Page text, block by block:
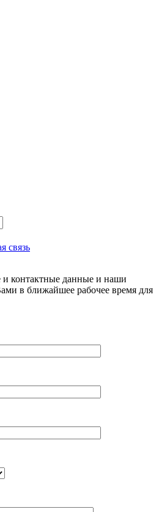
связь
контактные данные и наши
в ближайшее рабочее время для